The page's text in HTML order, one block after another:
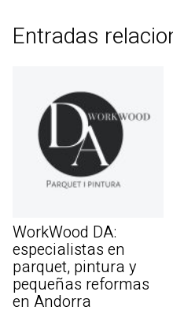
Entradas
WorkWood DA:
especialistas en
parquet, pintura y
pequeñas reformas
en Andorra